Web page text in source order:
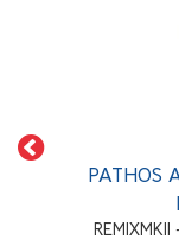
PATHOS